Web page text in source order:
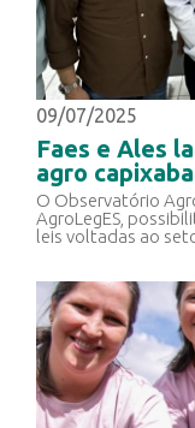
09/07/2025
Faes e Ales
agro
O Observatório
AgroLegES,
leis voltadas ao